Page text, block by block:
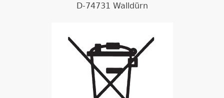
D-74731 Walldürn